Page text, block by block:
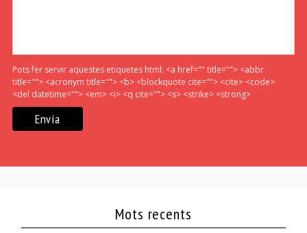
Pots fer servir aquestes etiquetes html: <a href="" title=""> <abbr
title=""> <acronym title=""> <b> <blockquote cite=""> <cite> <code>
<del datetime=""> <em> <i> <q cite=""> <s> <strike> <strong>
Mots recents